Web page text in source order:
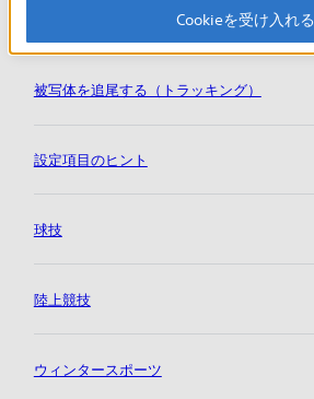
被写体を追尾する（トラッキング）
設定項目のヒント
球技
陸上競技
ウィンタースポーツ
Cookieを受け入れる